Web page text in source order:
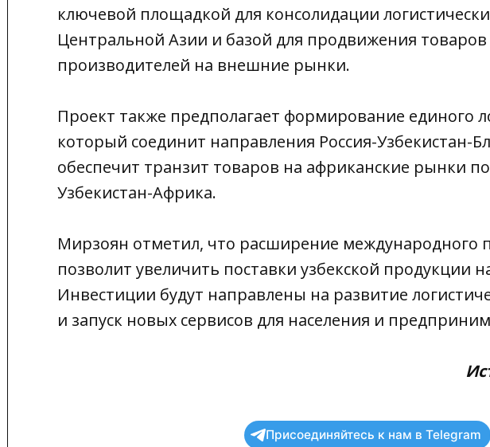
ключевой площадкой для консолидации
Центральной Азии и базой для продвижения
производителей на внешние рынки.
Проект также предполагает формирование единого
который соединит направления Россия-Узбекистан-
обеспечит транзит товаров на африканские рынки
Узбекистан-Африка.
Мирзоян отметил, что расширение международного
позволит увеличить поставки узбекской продукции
Инвестиции будут направлены на развитие
и запуск новых сервисов для населения и
Присоединяйтесь к нам в Telegram